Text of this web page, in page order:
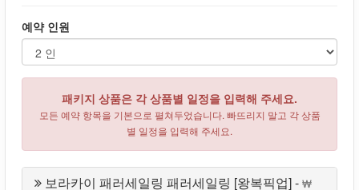
예약 인원
패키지 상품은 각 상품별 일정을 입력해 주세요.
모든 예약 항목을 기본으로 펼쳐두었습니다. 빠뜨리지 말고 각 상품
별 일정을 입력해 주세요.
보라카이 패러세일링 패러세일링 [왕복픽업] -